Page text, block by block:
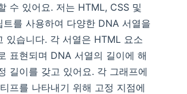
수 있어요. 저는 HTML, CSS 및
트를 사용하여 다양한 DNA 서열을
있습니다. 각 서열은 HTML 요소
표현되며 DNA 서열의 길이에 해
길이를 갖고 있어요. 각 그래프에
프를 나타내기 위해 고정 지점에